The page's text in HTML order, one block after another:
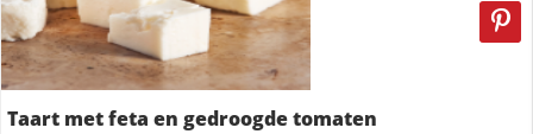
Taart met feta en gedroogde tomaten